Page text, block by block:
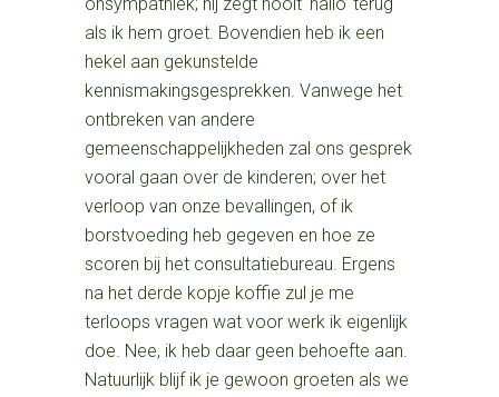
als ik hem groet. Bovendien heb ik een
hekel aan gekunstelde
kennismakingsgesprekken. Vanwege het
ontbreken van andere
gemeenschappelijkheden zal ons gesprek
vooral gaan over de kinderen; over het
verloop van onze bevallingen, of ik
borstvoeding heb gegeven en hoe ze
scoren bij het consultatiebureau. Ergens
na het derde kopje koffie zul je me
terloops vragen wat voor werk ik eigenlijk
doe. Nee, ik heb daar geen behoefte aan.
Natuurlijk blijf ik je gewoon groeten als we